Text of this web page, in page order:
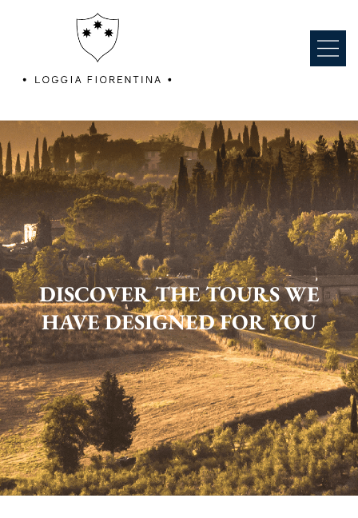
DISCOVER THE TOURS WE
HAVE DESIGNED FOR YOU